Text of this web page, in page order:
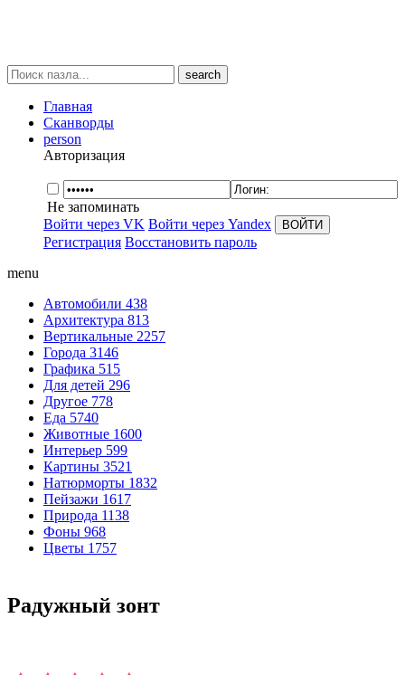
search
Главная
Сканворды
person
Авторизация
Не запоминать
Войти через VK Войти через Yandex
Регистрация Восстановить пароль
menu
Автомобили 438
Архитектура 813
Вертикальные 2257
Города 3146
Графика 515
Для детей 296
Другое 778
Еда 5740
Животные 1600
Интерьер 599
Картины 3521
Натюрморты 1832
Пейзажи 1617
Природа 1138
Фоны 968
Цветы 1757
Радужный зонт